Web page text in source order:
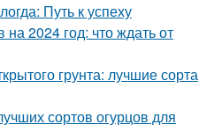
Путь к успеху
2024 год: что ждать от
грунта: лучшие сорта
сортов огурцов для